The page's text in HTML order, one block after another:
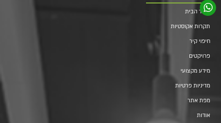
עמוד הבית
תקרות אקוסטיות
חיפוי קיר
פרויקטים
מידע מקצועי
מדיניות פרטיות
מפת אתר
אודות